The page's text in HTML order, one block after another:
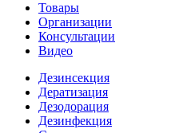
Товары
Организации
Консультации
Видео
Дезинсекция
Дератизация
Дезодорация
Дезинфекция